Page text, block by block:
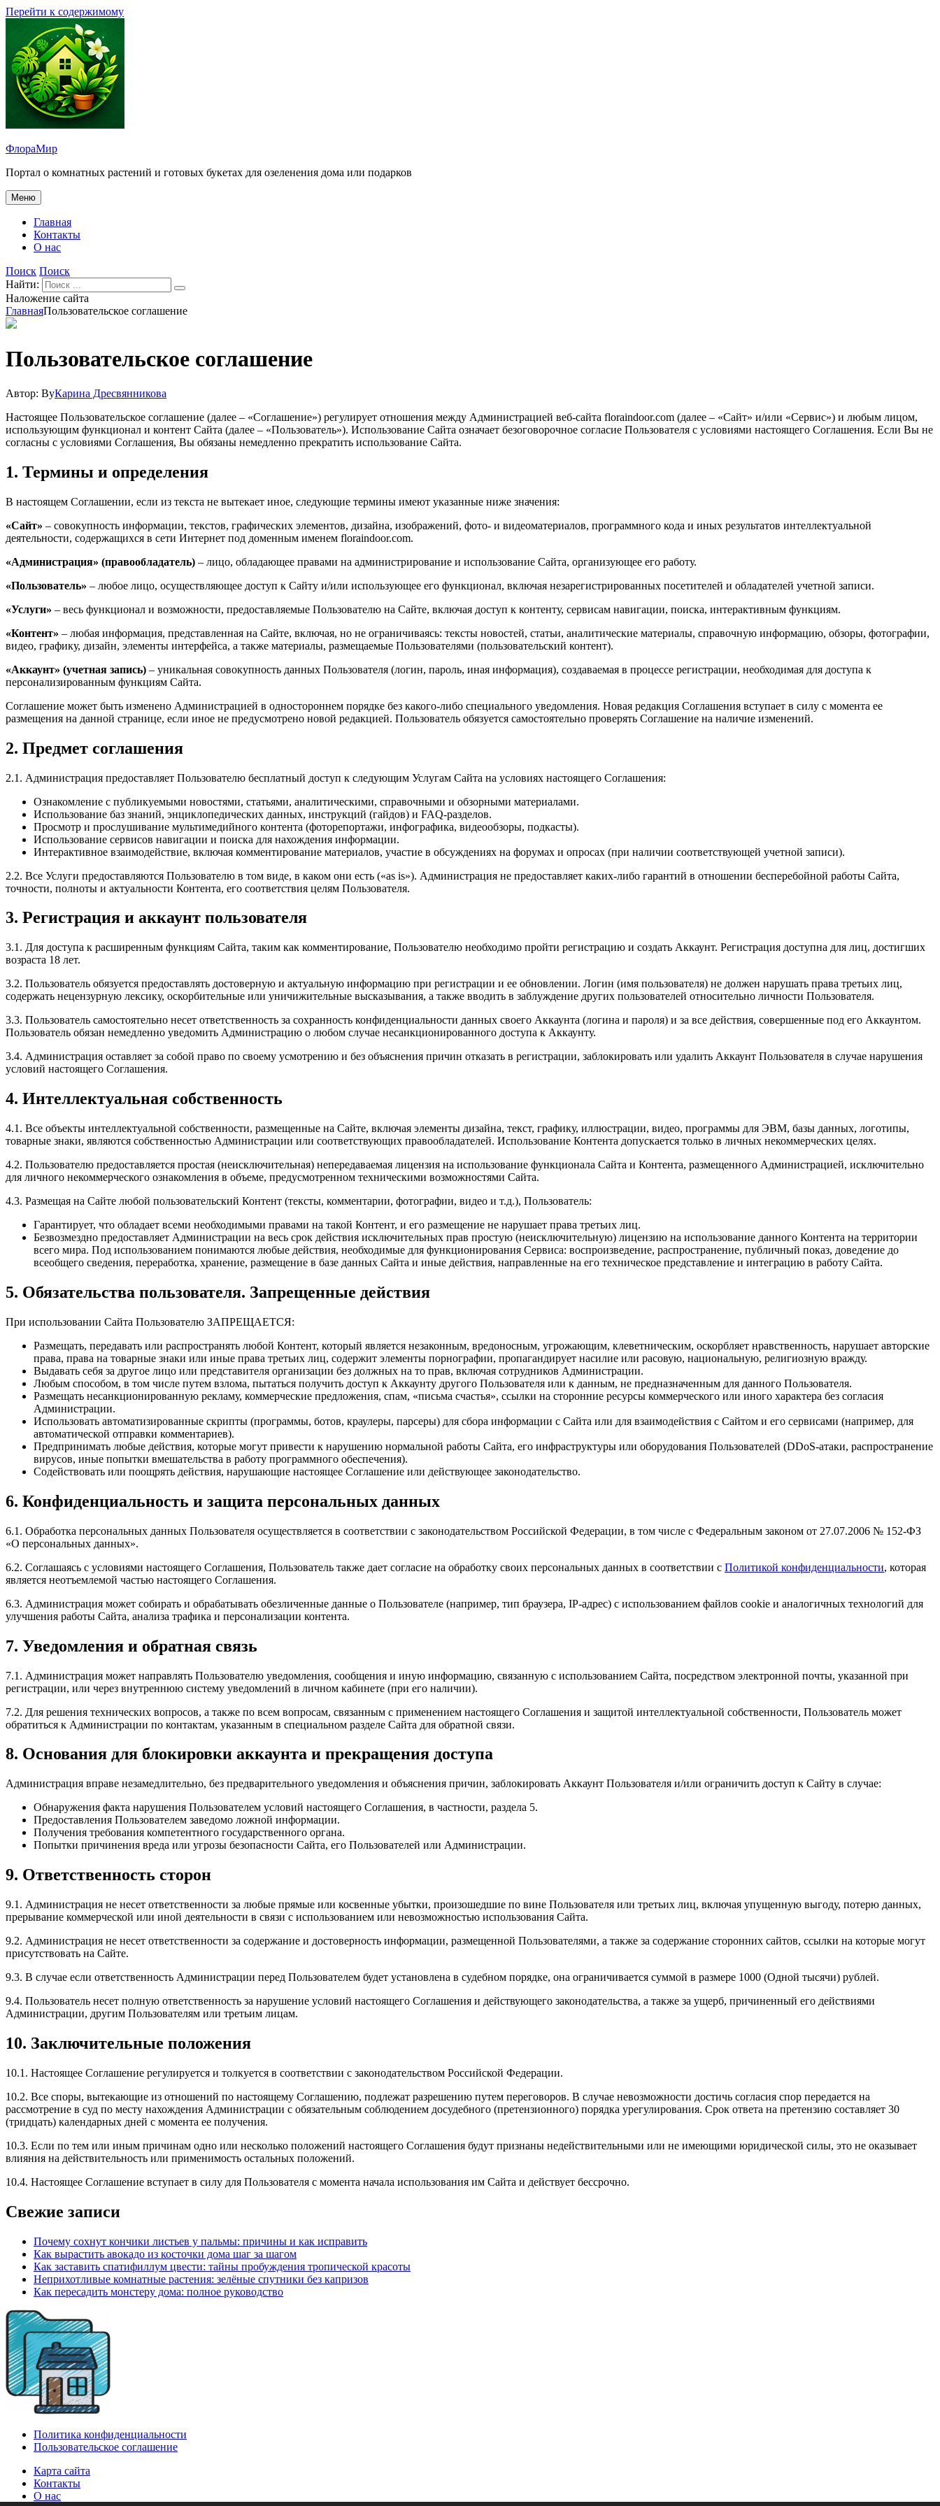
Перейти к содержимому
ФлораМир
Портал о комнатных растений и готовых букетах для озеленения дома или подарков
Меню
Главная
Контакты
О нас
Поиск Поиск
Найти:
Наложение сайта
ГлавнаяПользовательское соглашение
Пользовательское соглашение
Автор: ByКарина Дресвянникова
Настоящее Пользовательское соглашение (далее – «Соглашение») регулирует отношения между Администрацией веб-сайта floraindoor.com (далее – «Сайт» и/или «Сервис») и любым лицом,
использующим функционал и контент Сайта (далее – «Пользователь»). Использование Сайта означает безоговорочное согласие Пользователя с условиями настоящего Соглашения. Если Вы не
согласны с условиями Соглашения, Вы обязаны немедленно прекратить использование Сайта.
1. Термины и определения
В настоящем Соглашении, если из текста не вытекает иное, следующие термины имеют указанные ниже значения:
«Сайт» – совокупность информации, текстов, графических элементов, дизайна, изображений, фото- и видеоматериалов, программного кода и иных результатов интеллектуальной
деятельности, содержащихся в сети Интернет под доменным именем floraindoor.com.
«Администрация» (правообладатель) – лицо, обладающее правами на администрирование и использование Сайта, организующее его работу.
«Пользователь» – любое лицо, осуществляющее доступ к Сайту и/или использующее его функционал, включая незарегистрированных посетителей и обладателей учетной записи.
«Услуги» – весь функционал и возможности, предоставляемые Пользователю на Сайте, включая доступ к контенту, сервисам навигации, поиска, интерактивным функциям.
«Контент» – любая информация, представленная на Сайте, включая, но не ограничиваясь: тексты новостей, статьи, аналитические материалы, справочную информацию, обзоры, фотографии,
видео, графику, дизайн, элементы интерфейса, а также материалы, размещаемые Пользователями (пользовательский контент).
«Аккаунт» (учетная запись) – уникальная совокупность данных Пользователя (логин, пароль, иная информация), создаваемая в процессе регистрации, необходимая для доступа к
персонализированным функциям Сайта.
Соглашение может быть изменено Администрацией в одностороннем порядке без какого-либо специального уведомления. Новая редакция Соглашения вступает в силу с момента ее
размещения на данной странице, если иное не предусмотрено новой редакцией. Пользователь обязуется самостоятельно проверять Соглашение на наличие изменений.
2. Предмет соглашения
2.1. Администрация предоставляет Пользователю бесплатный доступ к следующим Услугам Сайта на условиях настоящего Соглашения:
Ознакомление с публикуемыми новостями, статьями, аналитическими, справочными и обзорными материалами.
Использование баз знаний, энциклопедических данных, инструкций (гайдов) и FAQ-разделов.
Просмотр и прослушивание мультимедийного контента (фоторепортажи, инфографика, видеообзоры, подкасты).
Использование сервисов навигации и поиска для нахождения информации.
Интерактивное взаимодействие, включая комментирование материалов, участие в обсуждениях на форумах и опросах (при наличии соответствующей учетной записи).
2.2. Все Услуги предоставляются Пользователю в том виде, в каком они есть («as is»). Администрация не предоставляет каких-либо гарантий в отношении бесперебойной работы Сайта,
точности, полноты и актуальности Контента, его соответствия целям Пользователя.
3. Регистрация и аккаунт пользователя
3.1. Для доступа к расширенным функциям Сайта, таким как комментирование, Пользователю необходимо пройти регистрацию и создать Аккаунт. Регистрация доступна для лиц, достигших
возраста 18 лет.
3.2. Пользователь обязуется предоставлять достоверную и актуальную информацию при регистрации и ее обновлении. Логин (имя пользователя) не должен нарушать права третьих лиц,
содержать нецензурную лексику, оскорбительные или уничижительные высказывания, а также вводить в заблуждение других пользователей относительно личности Пользователя.
3.3. Пользователь самостоятельно несет ответственность за сохранность конфиденциальности данных своего Аккаунта (логина и пароля) и за все действия, совершенные под его Аккаунтом.
Пользователь обязан немедленно уведомить Администрацию о любом случае несанкционированного доступа к Аккаунту.
3.4. Администрация оставляет за собой право по своему усмотрению и без объяснения причин отказать в регистрации, заблокировать или удалить Аккаунт Пользователя в случае нарушения
условий настоящего Соглашения.
4. Интеллектуальная собственность
4.1. Все объекты интеллектуальной собственности, размещенные на Сайте, включая элементы дизайна, текст, графику, иллюстрации, видео, программы для ЭВМ, базы данных, логотипы,
товарные знаки, являются собственностью Администрации или соответствующих правообладателей. Использование Контента допускается только в личных некоммерческих целях.
4.2. Пользователю предоставляется простая (неисключительная) непередаваемая лицензия на использование функционала Сайта и Контента, размещенного Администрацией, исключительно
для личного некоммерческого ознакомления в объеме, предусмотренном техническими возможностями Сайта.
4.3. Размещая на Сайте любой пользовательский Контент (тексты, комментарии, фотографии, видео и т.д.), Пользователь:
Гарантирует, что обладает всеми необходимыми правами на такой Контент, и его размещение не нарушает права третьих лиц.
Безвозмездно предоставляет Администрации на весь срок действия исключительных прав простую (неисключительную) лицензию на использование данного Контента на территории
всего мира. Под использованием понимаются любые действия, необходимые для функционирования Сервиса: воспроизведение, распространение, публичный показ, доведение до
всеобщего сведения, переработка, хранение, размещение в базе данных Сайта и иные действия, направленные на его техническое представление и интеграцию в работу Сайта.
5. Обязательства пользователя. Запрещенные действия
При использовании Сайта Пользователю ЗАПРЕЩАЕТСЯ:
Размещать, передавать или распространять любой Контент, который является незаконным, вредоносным, угрожающим, клеветническим, оскорбляет нравственность, нарушает авторские
права, права на товарные знаки или иные права третьих лиц, содержит элементы порнографии, пропагандирует насилие или расовую, национальную, религиозную вражду.
Выдавать себя за другое лицо или представителя организации без должных на то прав, включая сотрудников Администрации.
Любым способом, в том числе путем взлома, пытаться получить доступ к Аккаунту другого Пользователя или к данным, не предназначенным для данного Пользователя.
Размещать несанкционированную рекламу, коммерческие предложения, спам, «письма счастья», ссылки на сторонние ресурсы коммерческого или иного характера без согласия
Администрации.
Использовать автоматизированные скрипты (программы, ботов, краулеры, парсеры) для сбора информации с Сайта или для взаимодействия с Сайтом и его сервисами (например, для
автоматической отправки комментариев).
Предпринимать любые действия, которые могут привести к нарушению нормальной работы Сайта, его инфраструктуры или оборудования Пользователей (DDoS-атаки, распространение
вирусов, иные попытки вмешательства в работу программного обеспечения).
Содействовать или поощрять действия, нарушающие настоящее Соглашение или действующее законодательство.
6. Конфиденциальность и защита персональных данных
6.1. Обработка персональных данных Пользователя осуществляется в соответствии с законодательством Российской Федерации, в том числе с Федеральным законом от 27.07.2006 № 152-ФЗ
«О персональных данных».
6.2. Соглашаясь с условиями настоящего Соглашения, Пользователь также дает согласие на обработку своих персональных данных в соответствии с Политикой конфиденциальности, которая
является неотъемлемой частью настоящего Соглашения.
6.3. Администрация может собирать и обрабатывать обезличенные данные о Пользователе (например, тип браузера, IP-адрес) с использованием файлов cookie и аналогичных технологий для
улучшения работы Сайта, анализа трафика и персонализации контента.
7. Уведомления и обратная связь
7.1. Администрация может направлять Пользователю уведомления, сообщения и иную информацию, связанную с использованием Сайта, посредством электронной почты, указанной при
регистрации, или через внутреннюю систему уведомлений в личном кабинете (при его наличии).
7.2. Для решения технических вопросов, а также по всем вопросам, связанным с применением настоящего Соглашения и защитой интеллектуальной собственности, Пользователь может
обратиться к Администрации по контактам, указанным в специальном разделе Сайта для обратной связи.
8. Основания для блокировки аккаунта и прекращения доступа
Администрация вправе незамедлительно, без предварительного уведомления и объяснения причин, заблокировать Аккаунт Пользователя и/или ограничить доступ к Сайту в случае:
Обнаружения факта нарушения Пользователем условий настоящего Соглашения, в частности, раздела 5.
Предоставления Пользователем заведомо ложной информации.
Получения требования компетентного государственного органа.
Попытки причинения вреда или угрозы безопасности Сайта, его Пользователей или Администрации.
9. Ответственность сторон
9.1. Администрация не несет ответственности за любые прямые или косвенные убытки, произошедшие по вине Пользователя или третьих лиц, включая упущенную выгоду, потерю данных,
прерывание коммерческой или иной деятельности в связи с использованием или невозможностью использования Сайта.
9.2. Администрация не несет ответственности за содержание и достоверность информации, размещенной Пользователями, а также за содержание сторонних сайтов, ссылки на которые могут
присутствовать на Сайте.
9.3. В случае если ответственность Администрации перед Пользователем будет установлена в судебном порядке, она ограничивается суммой в размере 1000 (Одной тысячи) рублей.
9.4. Пользователь несет полную ответственность за нарушение условий настоящего Соглашения и действующего законодательства, а также за ущерб, причиненный его действиями
Администрации, другим Пользователям или третьим лицам.
10. Заключительные положения
10.1. Настоящее Соглашение регулируется и толкуется в соответствии с законодательством Российской Федерации.
10.2. Все споры, вытекающие из отношений по настоящему Соглашению, подлежат разрешению путем переговоров. В случае невозможности достичь согласия спор передается на
рассмотрение в суд по месту нахождения Администрации с обязательным соблюдением досудебного (претензионного) порядка урегулирования. Срок ответа на претензию составляет 30
(тридцать) календарных дней с момента ее получения.
10.3. Если по тем или иным причинам одно или несколько положений настоящего Соглашения будут признаны недействительными или не имеющими юридической силы, это не оказывает
влияния на действительность или применимость остальных положений.
10.4. Настоящее Соглашение вступает в силу для Пользователя с момента начала использования им Сайта и действует бессрочно.
Свежие записи
Почему сохнут кончики листьев у пальмы: причины и как исправить
Как вырастить авокадо из косточки дома шаг за шагом
Как заставить спатифиллум цвести: тайны пробуждения тропической красоты
Неприхотливые комнатные растения: зелёные спутники без капризов
Как пересадить монстеру дома: полное руководство
Политика конфиденциальности
Пользовательское соглашение
Карта сайта
Контакты
О нас